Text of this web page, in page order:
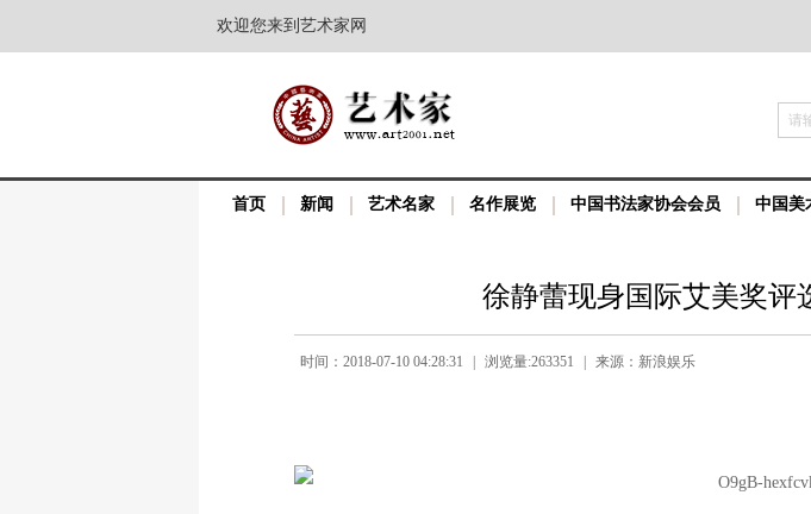
欢迎您来到艺术家网
请
首页 新闻 艺术名家 名作展览 中国书法家协会会员 中国美
徐静蕾现身国际艾美奖评
时间：2018-07-10 04:28:31 浏览量:263351 来源：新浪娱乐